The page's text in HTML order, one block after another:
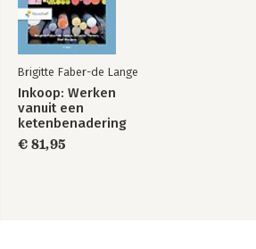
Brigitte Faber-de Lange
Inkoop: Werken
vanuit een
ketenbenadering
€ 81,95